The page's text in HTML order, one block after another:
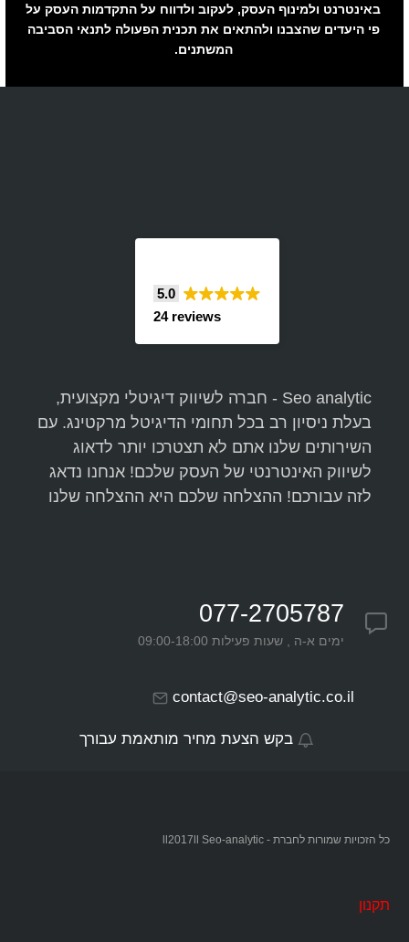
באינטרנט ולמינוף העסק, לעקוב ולדווח על התקדמות העסק על
פי היעדים שהצבנו ולהתאים את תכנית הפעולה לתנאי הסביבה
המשתנים.
5.0
24 reviews
Seo analytic - חברה לשיווק דיגיטלי מקצועית,
בעלת ניסיון רב בכל תחומי הדיגיטל מרקטינג. עם
השירותים שלנו אתם לא תצטרכו יותר לדאוג
לשיווק האינטרנטי של העסק שלכם! אנחנו נדאג
לזה עבורכם! ההצלחה שלכם היא ההצלחה שלנו
077-2705787
ימים א-ה , שעות פעילות 09:00-18:00
contact@seo-analytic.co.il
בקש הצעת מחיר מותאמת עבורך
כל הזכויות שמורות לחברת - ll2017ll Seo-analytic
תקנון